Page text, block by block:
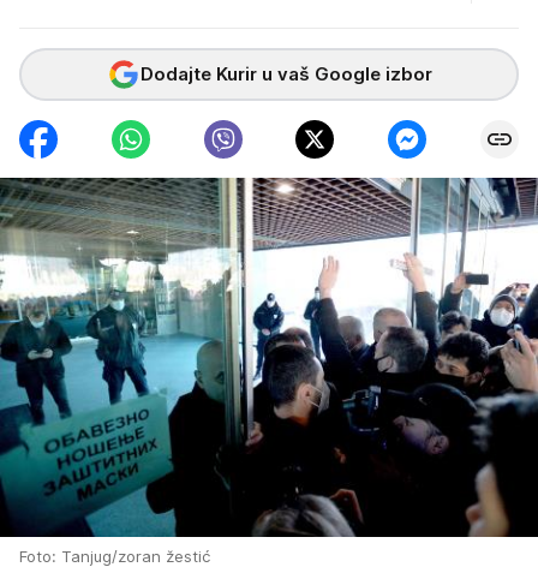
Dodajte Kurir u vaš Google izbor
Foto: Tanjug/zoran žestić